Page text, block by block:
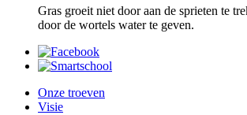
Gras groeit niet door aan de sprieten te
door de wortels water te geven.
Onze troeven
Visie